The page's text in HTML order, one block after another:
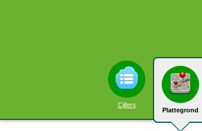
Cijfers
Plattegrond